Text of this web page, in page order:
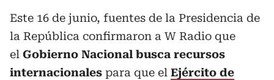
Este 16 de junio, fuentes de la Presidencia de
la República confirmaron a W Radio que
el Gobierno Nacional busca recursos
internacionales para que el Ejército de